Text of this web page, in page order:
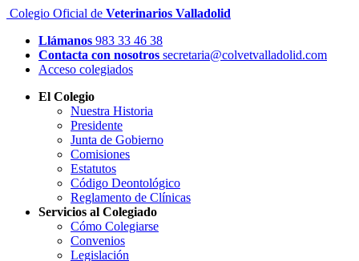
Colegio Oficial de Veterinarios Valladolid
Llámanos 983 33 46 38
Contacta con nosotros secretaria@colvetvalladolid.com
Acceso colegiados
El Colegio
Nuestra Historia
Presidente
Junta de Gobierno
Comisiones
Estatutos
Código Deontológico
Reglamento de Clínicas
Servicios al Colegiado
Cómo Colegiarse
Convenios
Legislación